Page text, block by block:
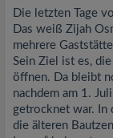
Die letzten Tage
Das weiß Zijah
mehrere
Sein Ziel ist es, die
öffnen. Da bleibt
nachdem am 1.
getrocknet war. In
die älteren